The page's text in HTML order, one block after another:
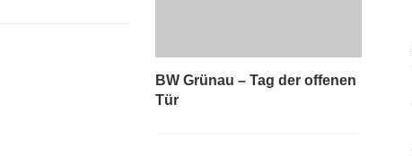
BW Grünau – Tag der offenen
Tür